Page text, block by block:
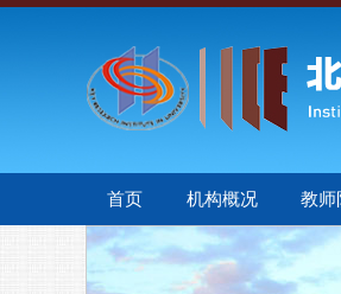
首页 机构概况 教师